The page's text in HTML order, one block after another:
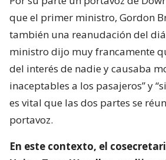
que el primer ministro, Gordon
también una reanudación del
ministro dijo muy francamente
del interés de nadie y causaba
inaceptables a los pasajeros” y
es vital que las dos partes se
portavoz.
En este contexto, el